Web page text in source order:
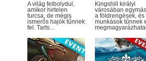
A világ felbolydul,
amikor hirtelen
furcsa, de mégis
ismerős hajók tűnnek
fel. Tarts...
Kingshill királyi
városában
a földrengések, és
munkások tűnnek